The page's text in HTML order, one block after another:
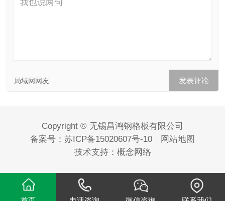
局域网网友
Copyright © 无锡昌鸿钢格板有限公司
备案号： 苏ICP备15020607号-10
网站地图
技术支持： 概念网络